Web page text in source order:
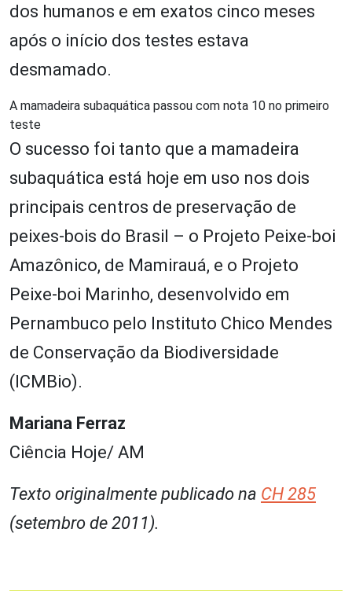
dos humanos e em exatos cinco meses
após o início dos testes estava
desmamado.
A mamadeira subaquática passou com nota 10 no primeiro
teste
O sucesso foi tanto que a mamadeira
subaquática está hoje em uso nos dois
principais centros de preservação de
peixes-bois do Brasil – o Projeto Peixe-boi
Amazônico, de Mamirauá, e o Projeto
Peixe-boi Marinho, desenvolvido em
Pernambuco pelo Instituto Chico Mendes
de Conservação da Biodiversidade
(ICMBio).
Mariana Ferraz
Ciência Hoje/ AM
Texto originalmente publicado na CH 285
(setembro de 2011).